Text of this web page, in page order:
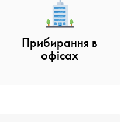
Прибирання в
офісах